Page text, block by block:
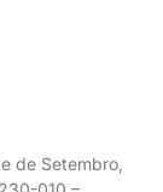
de Setembro,